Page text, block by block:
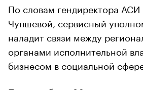
По словам гендиректора
Чупшевой, сервисный
наладит связи между
органами исполнительной
бизнесом в социальной